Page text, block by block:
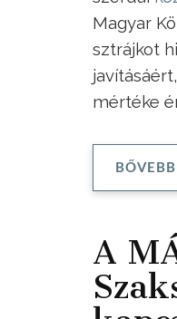
Magyar
sztrájkot
mértéke
A